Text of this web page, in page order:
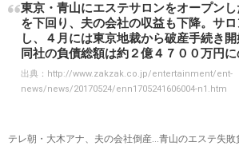
東京・青山にエステサロンをオープン
を下回り、夫の会社の収益も下降。サ
し、４月には東京地裁から破産手続き開
同社の負債総額は約２億４７００万円に
出典： http://www.zakzak.co.jp/entertainment/ent-
news/news/20170524/enn1705241606004-n1.htm
テレ朝・大木アナ、夫の会社倒産…青山のエステ失敗